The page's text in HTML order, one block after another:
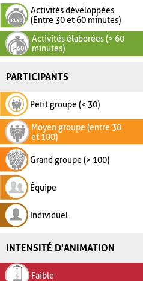
Activités développées
(Entre 30 et 60 minutes)
Activités élaborées (> 60
minutes)
PARTICIPANTS
Petit groupe (< 30)
Moyen groupe (entre 30
et 100)
Grand groupe (> 100)
Équipe
Individuel
INTENSITÉ D'ANIMATION
Faible